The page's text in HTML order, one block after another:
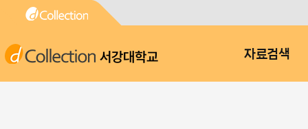
서강대학교 자료검색